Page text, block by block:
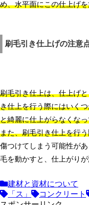
め、水平面にこの仕上げ
刷毛引き仕上げの注意
刷毛引き仕上は、仕上げ
き仕上を行う際にはいく
と綺麗に仕上がらなくな
また、刷毛引き仕上を行
傷つけてしまう可能性が
毛を動かすと、仕上がり
建材と資材について
「ス」
コンクリート